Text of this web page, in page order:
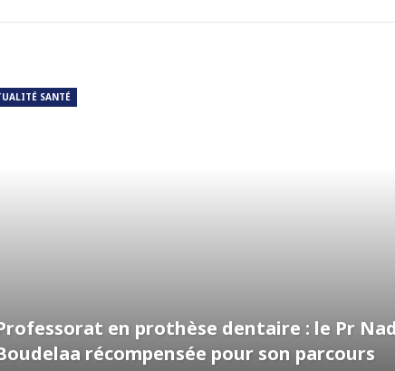
SANTÉ
en prothèse dentaire : le Pr
récompensée pour son parcours